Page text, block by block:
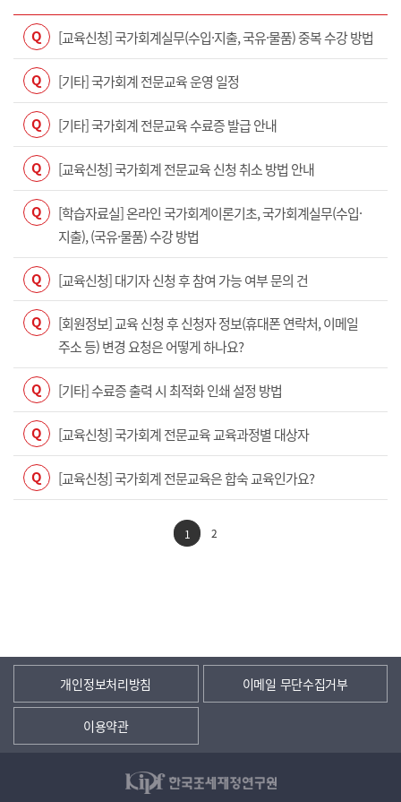
Q [교육신청] 국가회계실무(수입·지출, 국유·물품) 중복 수강 방법
Q [기타] 국가회계 전문교육 운영 일정
Q [기타] 국가회계 전문교육 수료증 발급 안내
Q [교육신청] 국가회계 전문교육 신청 취소 방법 안내
Q
[학습자료실] 온라인 국가회계이론기초, 국가회계실무(수입·
지출), (국유·물품) 수강 방법
Q [교육신청] 대기자 신청 후 참여 가능 여부 문의 건
Q
[회원정보] 교육 신청 후 신청자 정보(휴대폰 연락처, 이메일
주소 등) 변경 요청은 어떻게 하나요?
Q [기타] 수료증 출력 시 최적화 인쇄 설정 방법
Q [교육신청] 국가회계 전문교육 교육과정별 대상자
Q [교육신청] 국가회계 전문교육은 합숙 교육인가요?
1 2
개인정보처리방침 이메일 무단수집거부
이용약관